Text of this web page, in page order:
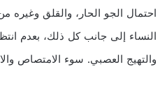
احتمال الجو الحار، والقلق وغيره
النساء إلى جانب كل ذلك، بعدم
والتهيج العصبي. سوء الامتصاص